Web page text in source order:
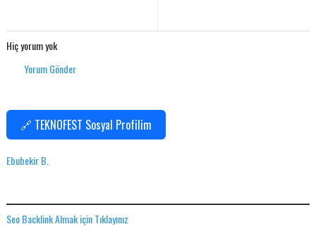
Hiç yorum yok
Yorum Gönder
🔗 TEKNOFEST Sosyal Profilim
Ebubekir B.
Seo Backlink Almak için Tıklayınız